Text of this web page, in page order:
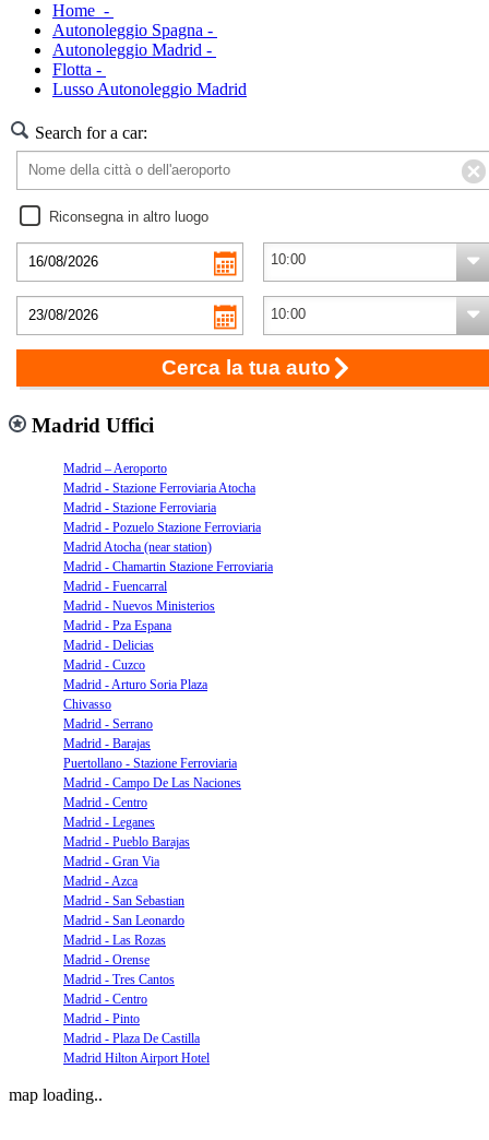
Home -
Autonoleggio Spagna -
Autonoleggio Madrid -
Flotta -
Lusso Autonoleggio Madrid
Search for a car:
Riconsegna in altro luogo
Cerca la tua auto
Madrid Uffici
Madrid – Aeroporto
Madrid - Stazione Ferroviaria Atocha
Madrid - Stazione Ferroviaria
Madrid - Pozuelo Stazione Ferroviaria
Madrid Atocha (near station)
Madrid - Chamartin Stazione Ferroviaria
Madrid - Fuencarral
Madrid - Nuevos Ministerios
Madrid - Pza Espana
Madrid - Delicias
Madrid - Cuzco
Madrid - Arturo Soria Plaza
Chivasso
Madrid - Serrano
Madrid - Barajas
Puertollano - Stazione Ferroviaria
Madrid - Campo De Las Naciones
Madrid - Centro
Madrid - Leganes
Madrid - Pueblo Barajas
Madrid - Gran Via
Madrid - Azca
Madrid - San Sebastian
Madrid - San Leonardo
Madrid - Las Rozas
Madrid - Orense
Madrid - Tres Cantos
Madrid - Centro
Madrid - Pinto
Madrid - Plaza De Castilla
Madrid Hilton Airport Hotel
map loading..